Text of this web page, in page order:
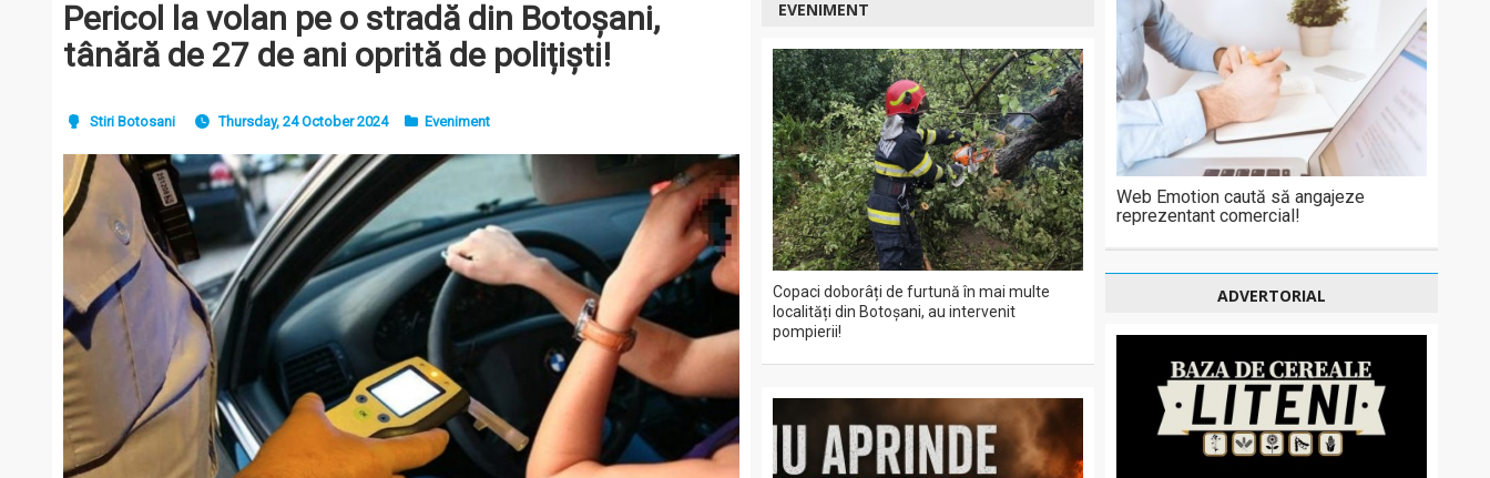
Pericol la volan pe o stradă din Botoșani,
tânără de 27 de ani oprită de polițiști!
Stiri Botosani Thursday, 24 October 2024 Eveniment
EVENIMENT
Copaci doborâți de furtună în mai multe
localități din Botoșani, au intervenit
pompierii!
Web Emotion caută să angajeze
reprezentant comercial!
ADVERTORIAL